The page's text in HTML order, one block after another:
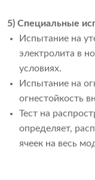
5) Специальные
Испытание на
электролита в
условиях.
Испытание на
огнестойкость
Тест на
определяет,
ячеек на весь